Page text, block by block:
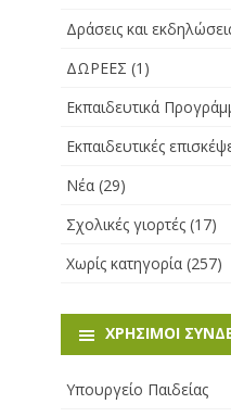
Δράσεις και
ΔΩΡΕΕΣ (1)
Εκπαιδευτικά
Εκπαιδευτικές
Νέα(29)
Σχολικές γιορτές(17)
Χωρίς κατηγορία(257)
ΧΡΉΣΙΜΟΙ
Υπουργείο Παιδείας